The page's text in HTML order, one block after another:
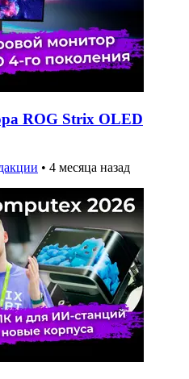
ROG Strix OLED
• 4 месяца назад